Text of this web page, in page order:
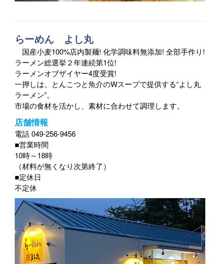
らーめん よし丸
国産小麦100%店内製麺! 化学調味料無添加! 全部手作り!
ラーメン総選挙２年連続第1位!
ラーメンオブザイヤー4度受賞!
一押しは、とんこつと魚介のWスープで提供する“よし丸
ラーメン”。
市場の食材を活かし、素材に合わせて調理します。
店舗情報
電話 049-256-9456
■営業時間
10時～18時
（材料が無くなり次第終了）
■定休日
不定休